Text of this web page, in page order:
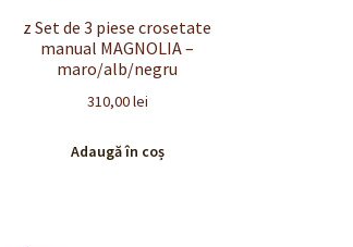
z Set de 3 piese crosetate
manual MAGNOLIA –
maro/alb/negru
310,00lei
Adaugă în coș